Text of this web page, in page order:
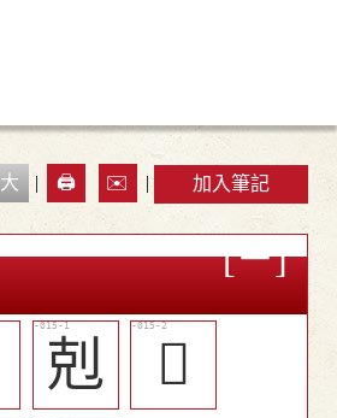
大 | 🖨️ ✉️ | 加入筆記
剋
󰔳